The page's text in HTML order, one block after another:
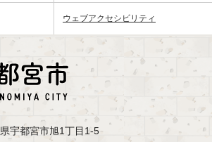
ウェブアクセシビリティ
宇都宮市旭1丁目1-5